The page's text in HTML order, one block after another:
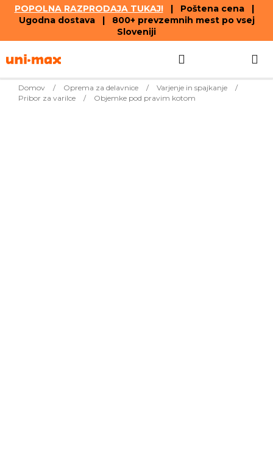
POPOLNA RAZPRODAJA TUKAJ!| Poštena cena |
Ugodna dostava | 800+ prevzemnih mest po vsej
Sloveniji
to
Domov / Oprema za delavnice / Varjenje in spajkanje
/
Pribor za varilce
/ Objemke pod pravim kotom